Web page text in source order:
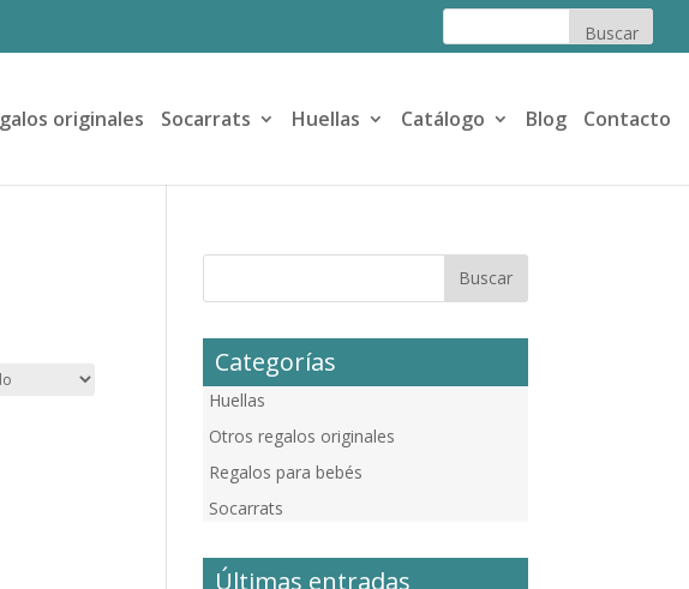
originales Socarrats Huellas Catálogo Blog Contacto
Categorías
Huellas
Otros regalos originales
Regalos para bebés
Socarrats
Últimas entradas